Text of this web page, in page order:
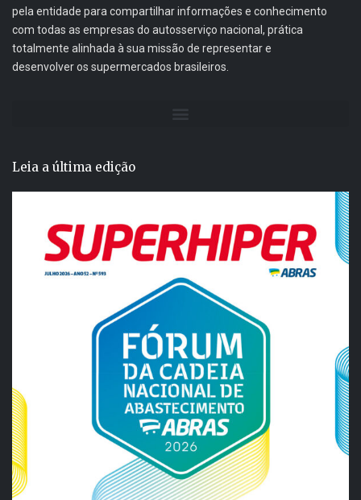
pela entidade para compartilhar informações e conhecimento
com todas as empresas do autosserviço nacional, prática
totalmente alinhada à sua missão de representar e
desenvolver os supermercados brasileiros.
Leia a última edição